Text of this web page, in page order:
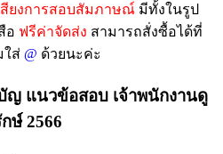
สียงการสอบสัมภาษณ์ มีทั้งในรูป
อ ฟรีค่าจัดส่ง สามารถสั่งซื้อได้ที่
ใส่ @ ด้วยนะค่ะ
ญ แนวข้อสอบ เจ้าพนักงานดู
ษ์ 2566